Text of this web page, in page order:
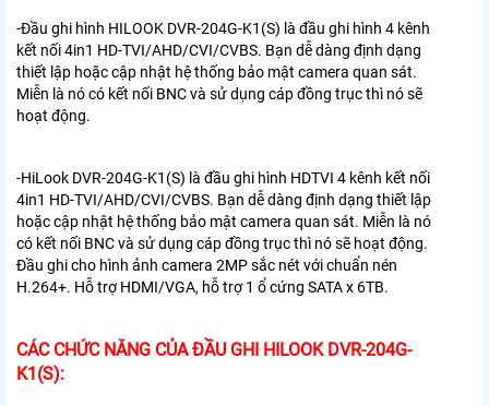
-Đầu ghi hình HILOOK DVR-204G-K1(S) là đầu ghi hình 4 kênh
kết nối 4in1 HD-TVI/AHD/CVI/CVBS. Bạn dễ dàng định dạng
thiết lập hoặc cập nhật hệ thống bảo mật camera quan sát.
Miễn là nó có kết nối BNC và sử dụng cáp đồng trục thì nó sẽ
hoạt động.
-HiLook DVR-204G-K1(S) là đầu ghi hình HDTVI 4 kênh kết nối
4in1 HD-TVI/AHD/CVI/CVBS. Bạn dễ dàng định dạng thiết lập
hoặc cập nhật hệ thống bảo mật camera quan sát. Miễn là nó
có kết nối BNC và sử dụng cáp đồng trục thì nó sẽ hoạt động.
Đầu ghi cho hình ảnh camera 2MP sắc nét với chuẩn nén
H.264+. Hỗ trợ HDMI/VGA, hỗ trợ 1 ổ cứng SATA x 6TB.
CÁC CHỨC NĂNG CỦA ĐẦU GHI HILOOK DVR-204G-
K1(S):